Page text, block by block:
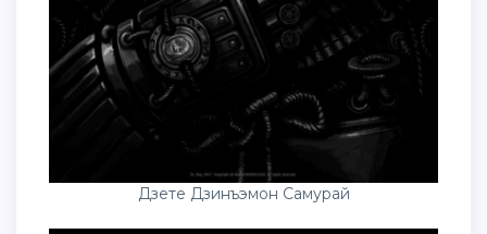
Дзете Дзинъэмон Самурай